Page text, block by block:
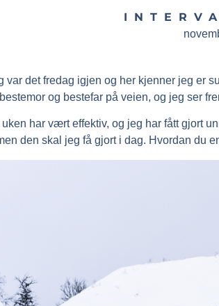
var det fredag igjen og her kjenner jeg er
og bestefar på veien, og jeg ser
uken har vært effektiv, og jeg har fått gjort
den skal jeg få gjort i dag. Hvordan du